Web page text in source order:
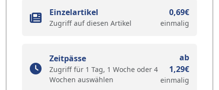
Einzelartikel
Zugriff auf diesen Artikel
0,69€
einmalig
Zeitpässe
Zugriff für 1 Tag, 1 Woche oder 4
Wochen auswählen
ab
1,29€
einmalig